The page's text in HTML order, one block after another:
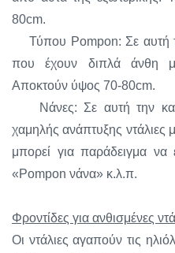
80cm.
Τύπου Pompon: Σε αυτή
που έχουν διπλά άνθη
Αποκτούν ύψος 70-80cm.
Νάνες: Σε αυτή την
χαμηλής ανάπτυξης ντάλιες
μπορεί για παράδειγμα να
«Pompon νάνα» κ.λ.π.
Φροντίδες για ανθισμένες
Οι ντάλιες αγαπούν τις